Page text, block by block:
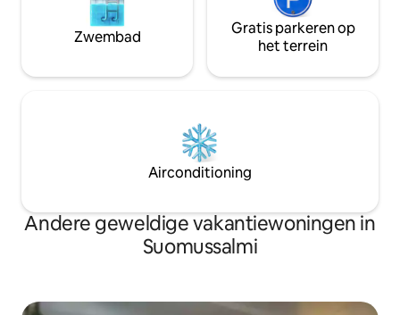
Zwembad
Gratis parkeren op
het terrein
Airconditioning
Andere geweldige vakantiewoningen in
Suomussalmi